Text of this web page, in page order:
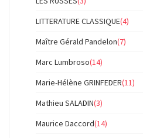
LITTERATURE CLASSIQUE(4)
Maître Gérald Pandelon(7)
Marc Lumbroso(14)
Marie-Hélène GRINFEDER(11)
Mathieu SALADIN(3)
Maurice Daccord(14)